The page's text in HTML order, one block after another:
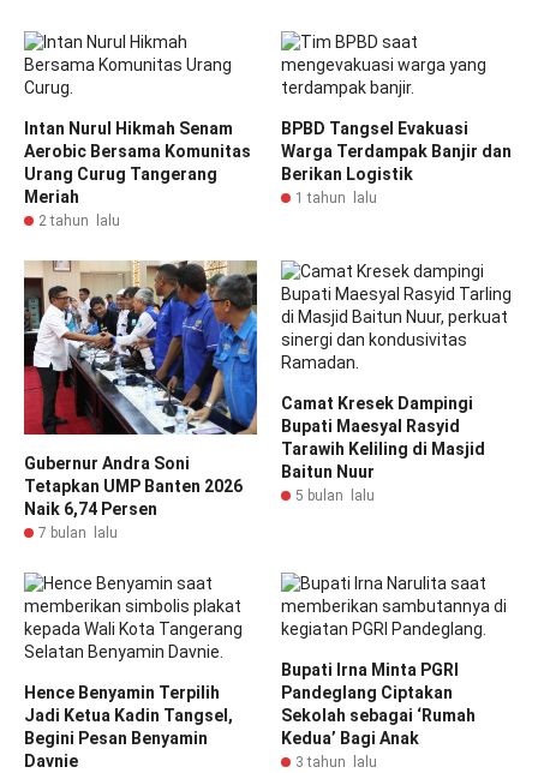
Intan Nurul Hikmah Senam
Aerobic Bersama Komunitas
Urang Curug Tangerang
Meriah
2 tahun lalu
BPBD Tangsel Evakuasi
Warga Terdampak Banjir dan
Berikan Logistik
1 tahun lalu
Gubernur Andra Soni
Tetapkan UMP Banten 2026
Naik 6,74 Persen
7 bulan lalu
Camat Kresek Dampingi
Bupati Maesyal Rasyid
Tarawih Keliling di Masjid
Baitun Nuur
5 bulan lalu
Hence Benyamin Terpilih
Jadi Ketua Kadin Tangsel,
Begini Pesan Benyamin
Davnie
Bupati Irna Minta PGRI
Pandeglang Ciptakan
Sekolah sebagai ‘Rumah
Kedua’ Bagi Anak
3 tahun lalu